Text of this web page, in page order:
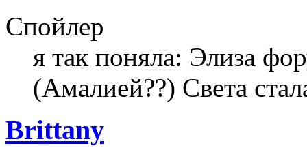
Спойлер
я так поняла: Элиза
(Амалией??) Света
Brittany